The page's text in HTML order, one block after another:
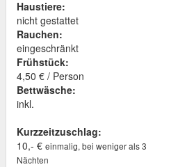
Haustiere:
nicht gestattet
Rauchen:
eingeschränkt
Frühstück:
4,50 € / Person
Bettwäsche:
inkl.
Kurzzeitzuschlag:
10,- € einmalig, bei weniger als 3
Nächten